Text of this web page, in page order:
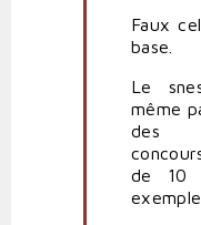
Les
syndicats
impuissants
sans
une
base
combative
par
Faux
base.
Le
même
des
de 10